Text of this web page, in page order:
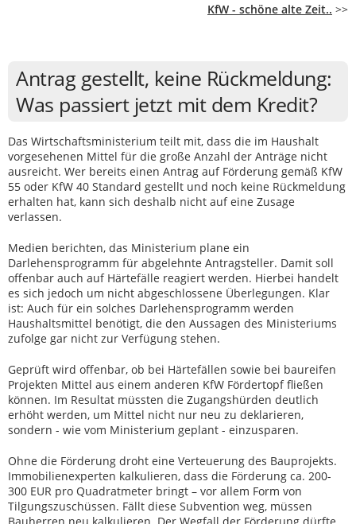
KfW - schöne alte Zeit.. >>
Antrag gestellt, keine Rückmeldung:
Was passiert jetzt mit dem Kredit?
Das Wirtschaftsministerium teilt mit, dass die im Haushalt
vorgesehenen Mittel für die große Anzahl der Anträge nicht
ausreicht. Wer bereits einen Antrag auf Förderung gemäß KfW
55 oder KfW 40 Standard gestellt und noch keine Rückmeldung
erhalten hat, kann sich deshalb nicht auf eine Zusage
verlassen.
Medien berichten, das Ministerium plane ein
Darlehensprogramm für abgelehnte Antragsteller. Damit soll
offenbar auch auf Härtefälle reagiert werden. Hierbei handelt
es sich jedoch um nicht abgeschlossene Überlegungen. Klar
ist: Auch für ein solches Darlehensprogramm werden
Haushaltsmittel benötigt, die den Aussagen des Ministeriums
zufolge gar nicht zur Verfügung stehen.
Geprüft wird offenbar, ob bei Härtefällen sowie bei baureifen
Projekten Mittel aus einem anderen KfW Fördertopf fließen
können. Im Resultat müssten die Zugangshürden deutlich
erhöht werden, um Mittel nicht nur neu zu deklarieren,
sondern - wie vom Ministerium geplant - einzusparen.
Ohne die Förderung droht eine Verteuerung des Bauprojekts.
Immobilienexperten kalkulieren, dass die Förderung ca. 200-
300 EUR pro Quadratmeter bringt – vor allem Form von
Tilgungszuschüssen. Fällt diese Subvention weg, müssen